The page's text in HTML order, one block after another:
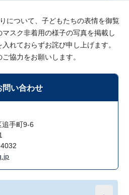
について、子どもたちの表情を御覧
スク非着用の様子の写真を掲載し
れておらずお詫び申し上げます。
協力をお願いします。
問い合わせ
手町9-6